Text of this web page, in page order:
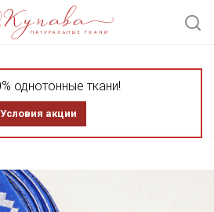
однотонные ткани!
Условия акции